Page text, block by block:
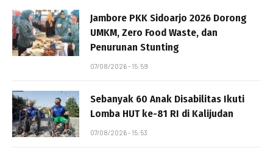
Jambore PKK Sidoarjo 2026 Dorong
UMKM, Zero Food Waste, dan
Penurunan Stunting
07/08/2026 - 15:59
Sebanyak 60 Anak Disabilitas Ikuti
Lomba HUT ke-81 RI di Kalijudan
07/08/2026 - 15:53